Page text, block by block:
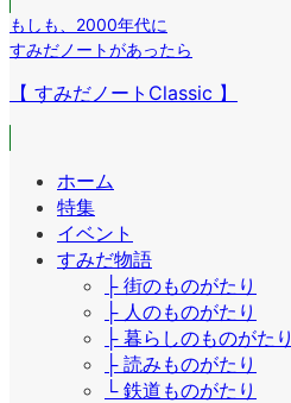
もしも
2000年代に
すみだノートがあったら
【 すみだノートClassic 】
ホーム
特集
イベント
すみだ物語
├ 街のものがたり
├ 人のものがたり
├ 暮らしのものがたり
├ 読みものがたり
└ 鉄道ものがたり